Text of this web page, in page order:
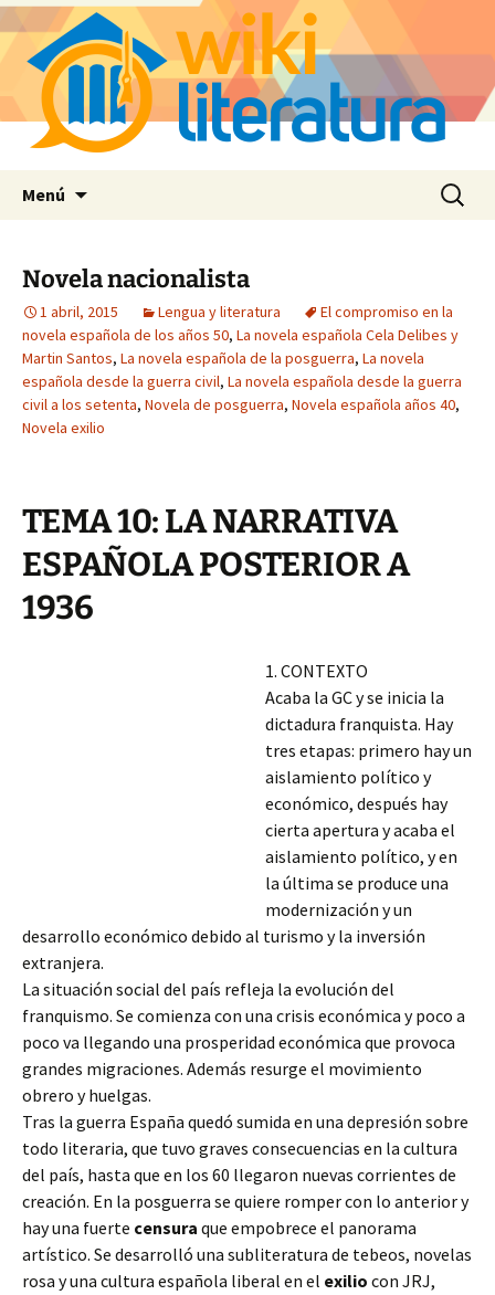
Menú Buscar:
Novela nacionalista
1 abril, 2015 Lengua y literatura
El compromiso en la
novela española de los años 50, La novela española Cela Delibes y
Martin Santos, La novela española de la posguerra, La novela
española desde la guerra civil, La novela española desde la guerra
civil a los setenta, Novela de posguerra, Novela española años 40,
Novela exilio
TEMA 10: LA NARRATIVA
ESPAÑOLA POSTERIOR A
1936
1. CONTEXTO
Acaba la GC y se inicia la
dictadura franquista. Hay
tres etapas: primero hay un
aislamiento político y
económico, después hay
cierta apertura y acaba el
aislamiento político, y en
la última se produce una
modernización y un
desarrollo económico debido al turismo y la inversión
extranjera.
La situación social del país refleja la evolución del
franquismo. Se comienza con una crisis económica y poco a
poco va llegando una prosperidad económica que provoca
grandes migraciones. Además resurge el movimiento
obrero y huelgas.
Tras la guerra España quedó sumida en una depresión sobre
todo literaria, que tuvo graves consecuencias en la cultura
del país, hasta que en los 60 llegaron nuevas corrientes de
creación. En la posguerra se quiere romper con lo anterior y
hay una fuerte censura que empobrece el panorama
artístico. Se desarrolló una subliteratura de tebeos, novelas
rosa y una cultura española liberal en el exilio con JRJ,